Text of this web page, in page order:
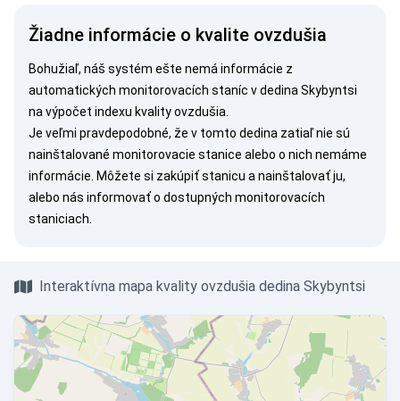
Žiadne informácie o kvalite ovzdušia
Bohužiaľ, náš systém ešte nemá informácie z
automatických monitorovacích staníc v dedina Skybyntsi
na výpočet indexu kvality ovzdušia.
Je veľmi pravdepodobné, že v tomto dedina zatiaľ nie sú
nainštalované monitorovacie stanice alebo o nich nemáme
informácie. Môžete si zakúpiť stanicu a nainštalovať ju,
alebo nás informovaťo dostupných monitorovacích
staniciach.
Interaktívna mapa kvality ovzdušia dedina Skybyntsi